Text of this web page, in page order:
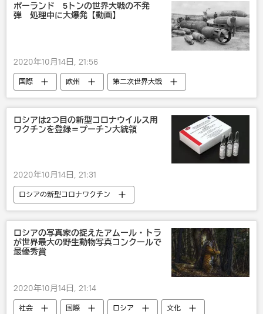
ポーランド 5トンの世界大戦の不発
弾 処理中に大爆発【動画】
2020年10月14日, 21:56
国際 欧州 第二次世界大戦
ロシアは2つ目の新型コロナウイルス用
ワクチンを登録＝プーチン大統領
2020年10月14日, 21:31
ロシアの新型コロナワクチン
ロシアの写真家の捉えたアムール・トラ
が世界最大の野生動物写真コンクールで
最優秀賞
2020年10月14日, 21:14
社会 国際 ロシア
文化